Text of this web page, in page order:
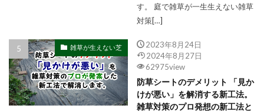
す。 庭で雑草が一生生えない雑草
対策[…]
雑草が生えない芝
2023年8月24日
2024年8月27日
62975view
防草シートのデメリット 「見か
けが悪い」を解消する新工法。
雑草対策のプロ発想の新工法と